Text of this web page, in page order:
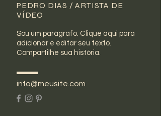
PEDRO DIAS / ARTISTA DE
VÍDEO
Sou um parágrafo. Clique aqui para
adicionar e editar seu texto.
Compartilhe sua história.
info@meusite.com